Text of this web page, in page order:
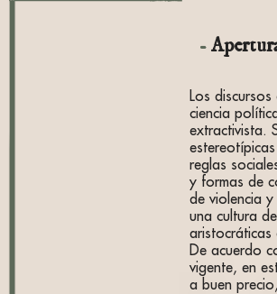
Los
ciencia
extractivista.
reglas
y formas de
de violencia y
una cultura
aristocráticas
De acuerdo
vigente, en
a buen